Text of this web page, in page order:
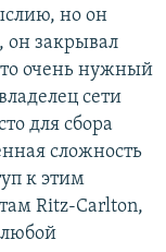
но он
он закрывал
очень нужный
сети
для сбора
сложность
к этим
Ritz-Carlton,